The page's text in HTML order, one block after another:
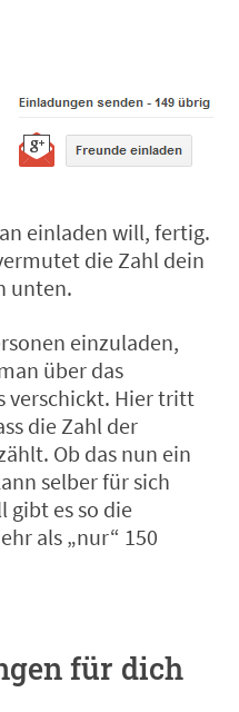
einladen will, fertig.
die Zahl dein
unten.
einzuladen,
über das
verschickt. Hier tritt
die Zahl der
Ob das nun ein
selber für sich
gibt es so die
als „nur“ 150
für dich